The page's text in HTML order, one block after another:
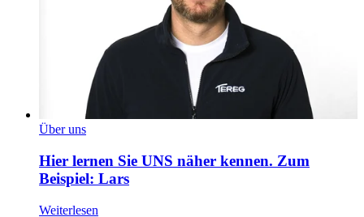
Über uns
Hier lernen Sie UNS näher kennen. Zum
Beispiel: Lars
Weiterlesen